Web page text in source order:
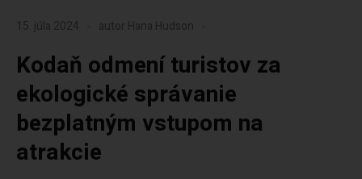
15. júla 2024 autor Hana Hudson
Kodaň odmení turistov za
ekologické správanie
bezplatným vstupom na
atrakcie